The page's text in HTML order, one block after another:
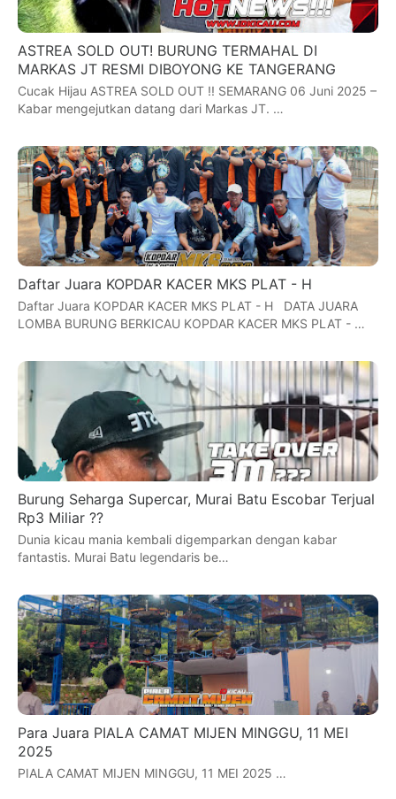
ASTREA SOLD OUT! BURUNG TERMAHAL DI
MARKAS JT RESMI DIBOYONG KE TANGERANG
Cucak Hijau ASTREA SOLD OUT !! SEMARANG 06 Juni 2025 –
Kabar mengejutkan datang dari Markas JT. …
Daftar Juara KOPDAR KACER MKS PLAT - H
Daftar Juara KOPDAR KACER MKS PLAT - H DATA JUARA
LOMBA BURUNG BERKICAU KOPDAR KACER MKS PLAT - …
Burung Seharga Supercar, Murai Batu Escobar Terjual
Rp3 Miliar ??
Dunia kicau mania kembali digemparkan dengan kabar
fantastis. Murai Batu legendaris be…
Para Juara PIALA CAMAT MIJEN MINGGU, 11 MEI
2025
PIALA CAMAT MIJEN MINGGU, 11 MEI 2025 …